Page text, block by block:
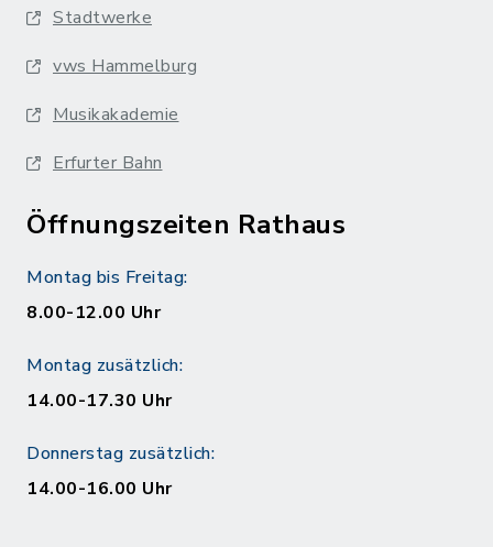
Stadtwerke
vws Hammelburg
Musikakademie
Erfurter Bahn
Öffnungszeiten Rathaus
Montag bis Freitag:
8.00-12.00 Uhr
Montag zusätzlich:
14.00-17.30 Uhr
Donnerstag zusätzlich:
14.00-16.00 Uhr